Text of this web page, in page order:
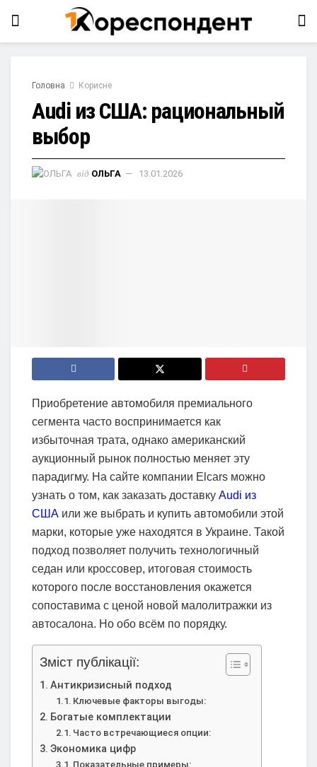
Головна Корисне
Audi из США: рациональный
выбор
від ОЛЬГА 13.01.2026
Приобретение автомобиля премиального
сегмента часто воспринимается как
избыточная трата, однако американский
аукционный рынок полностью меняет эту
парадигму. На сайте компании Elcars можно
узнать о том, как заказать доставку Audi из
США или же выбрать и купить автомобили этой
марки, которые уже находятся в Украине. Такой
подход позволяет получить технологичный
седан или кроссовер, итоговая стоимость
которого после восстановления окажется
сопоставима с ценой новой малолитражки из
автосалона. Но обо всём по порядку.
Зміст публікації:
Антикризисный подход
Ключевые факторы выгоды:
Богатые комплектации
Часто встречающиеся опции:
Экономика цифр
Показательные примеры: